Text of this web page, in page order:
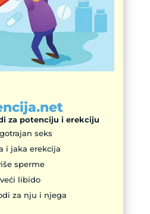
za potenciju i erekciju
seks
i jaka erekcija
sperme
veći libido
za nju i njega